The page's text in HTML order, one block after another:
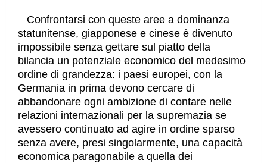
Confrontarsi con queste aree a dominanza
statunitense, giapponese e cinese è divenuto
impossibile senza gettare sul piatto della
bilancia un potenziale economico del medesimo
ordine di grandezza: i paesi europei, con la
Germania in prima devono cercare di
abbandonare ogni ambizione di contare nelle
relazioni internazionali per la supremazia se
avessero continuato ad agire in ordine sparso
senza avere, presi singolarmente, una capacità
economica paragonabile a quella dei